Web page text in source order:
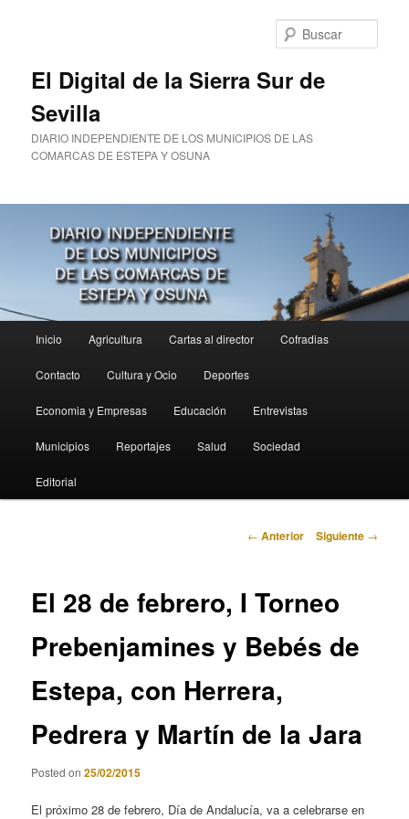
El Digital de la Sierra Sur de
Sevilla
DIARIO INDEPENDIENTE DE LOS MUNICIPIOS DE LAS
COMARCAS DE ESTEPA Y OSUNA
principal
Inicio Agricultura Cartas al director Cofradias
Contacto Cultura y Ocio Deportes
Economia y Empresas Educación Entrevistas
Municipios Reportajes Salud Sociedad
Editorial
Navegación
← Anterior Siguiente →
El 28 de febrero, I Torneo
Prebenjamines y Bebés de
Estepa, con Herrera,
Pedrera y Martín de la Jara
Posted on25/02/2015
El próximo 28 de febrero, Día de Andalucía, va a celebrarse en